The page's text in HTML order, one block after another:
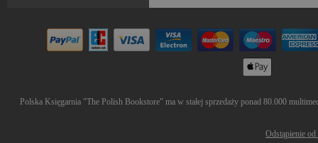
Polska Księgarnia "The Polish Bookstore" ma w stałej sprzedaży ponad 80.000
Odstąpienie